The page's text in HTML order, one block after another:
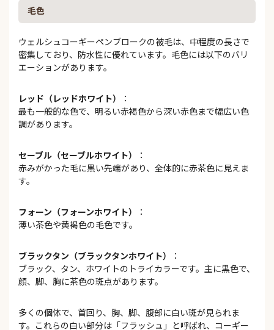
毛色
ウェルシュコーギーペンブロークの被毛は、中程度の長さで
密集しており、防水性に優れています。毛色には以下のバリ
エーションがあります。
レッド（レッドホワイト）
：
最も一般的な色で、明るい赤褐色から深い赤色まで幅広い色
調があります。
セーブル（セーブルホワイト）
：
赤みがかった毛に黒い先端があり、全体的に赤茶色に見えま
す。
フォーン（フォーンホワイト）
：
薄い茶色や黄褐色の毛色です。
ブラックタン（ブラックタンホワイト）
：
ブラック、タン、ホワイトのトライカラーです。主に黒色で、
顔、脚、胸に茶色の斑点があります。
多くの個体で、首回り、胸、脚、腹部に白い斑が見られま
す。これらの白い部分は「フラッシュ」と呼ばれ、コーギー